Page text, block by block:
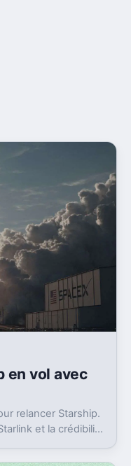
en vol avec
relancer Starship.
et la crédibilité